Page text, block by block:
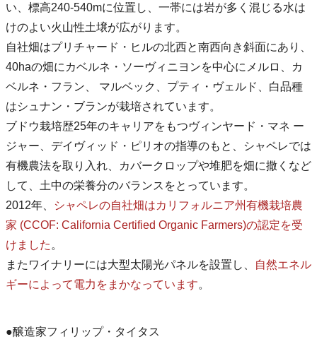
い、標高240-540mに位置し、一帯には岩が多く混じる水は
けのよい火山性土壌が広がります。
自社畑はプリチャード・ヒルの北西と南西向き斜面にあり、
40haの畑にカベルネ・ソーヴィニヨンを中心にメルロ、カ
ベルネ・フラン、 マルベック、プティ・ヴェルド、白品種
はシュナン・ブランが栽培されています。
ブドウ栽培歴25年のキャリアをもつヴィンヤード・マネ ー
ジャー、デイヴィッド・ピリオの指導のもと、シャペレでは
有機農法を取り入れ、カバークロップや堆肥を畑に撒くなど
して、土中の栄養分のバランスをとっています。
2012年、
シャペレの自社畑はカリフォルニア州有機栽培農
家 (CCOF: California Certified Organic Farmers)の認定を受
けました 。
またワイナリーには大型太陽光パネルを設置し、
自然エネル
ギーによって電力をまかなっています。
●醸造家フィリップ・タイタス